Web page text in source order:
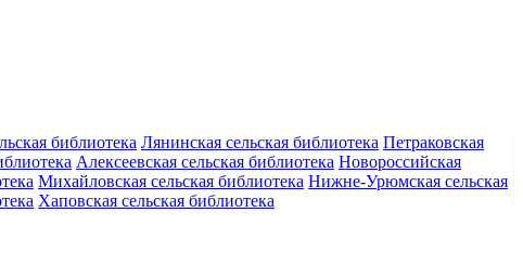
библиотека Лянинская сельская библиотека Петраковская
Алексеевская сельская библиотека Новороссийская
Михайловская сельская библиотека Нижне-Урюмская сельская
Хаповская сельская библиотека